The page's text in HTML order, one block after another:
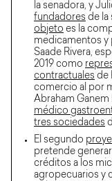
la senadora, y
fundadores de la
objeto es la
medicamentos y
Saade Rivera,
2019 como
contractuales de
comercio al por
Abraham Ganem
médico
tres sociedades
El segundo
pretende
créditos a los
agropecuarios y